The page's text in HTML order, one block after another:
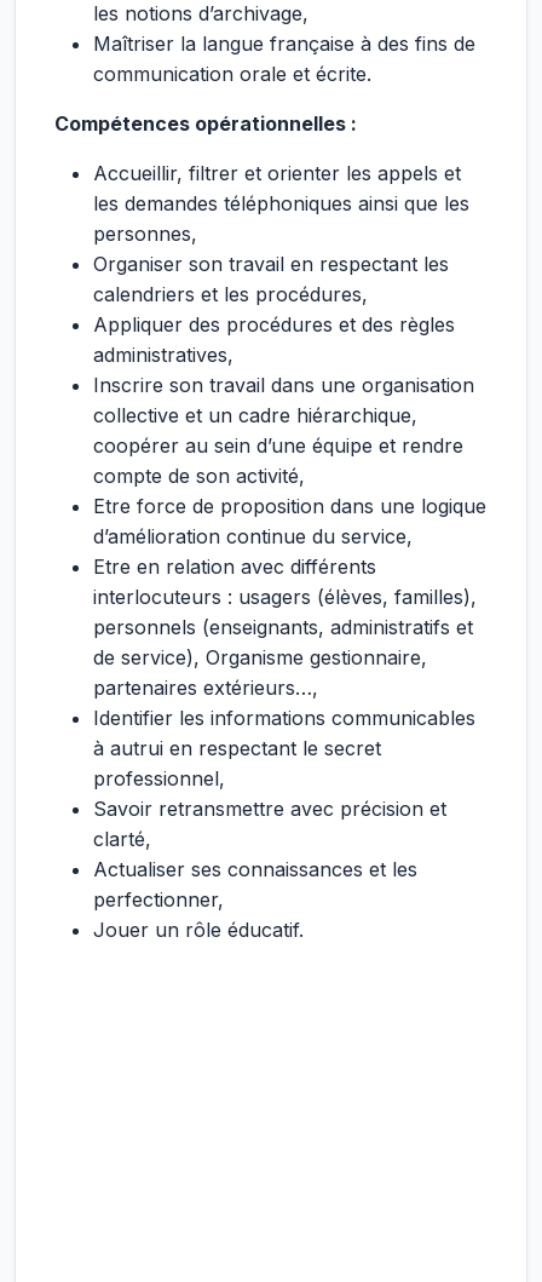
les notions d’archivage,
Maîtriser la langue française à des fins de
communication orale et écrite.
Compétences opérationnelles :
Accueillir, filtrer et orienter les appels et
les demandes téléphoniques ainsi que les
personnes,
Organiser son travail en respectant les
calendriers et les procédures,
Appliquer des procédures et des règles
administratives,
Inscrire son travail dans une organisation
collective et un cadre hiérarchique,
coopérer au sein d’une équipe et rendre
compte de son activité,
Etre force de proposition dans une logique
d’amélioration continue du service,
Etre en relation avec différents
interlocuteurs : usagers (élèves, familles),
personnels (enseignants, administratifs et
de service), Organisme gestionnaire,
partenaires extérieurs…,
Identifier les informations communicables
à autrui en respectant le secret
professionnel,
Savoir retransmettre avec précision et
clarté,
Actualiser ses connaissances et les
perfectionner,
Jouer un rôle éducatif.